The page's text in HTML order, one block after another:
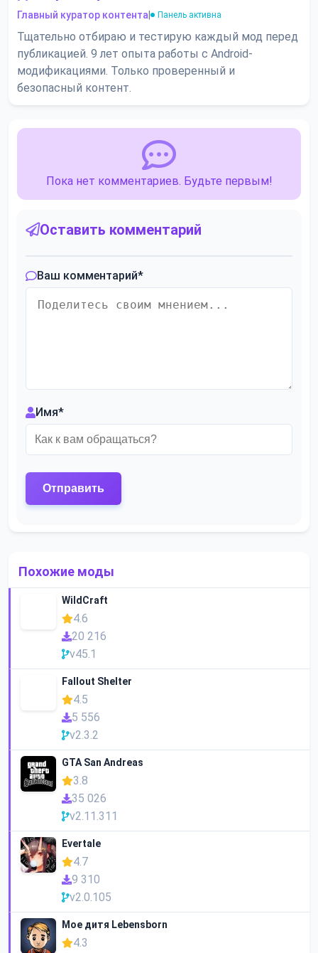
Главный куратор контента Панель активна
Тщательно отбираю и тестирую каждый мод перед
публикацией. 9 лет опыта работы с Android-
модификациями. Только проверенный и
безопасный контент.
Пока нет комментариев. Будьте первым!
Оставить комментарий
Ваш комментарий*
Имя*
Похожие моды
WildCraft
4.6
20 216
v45.1
Fallout Shelter
4.5
5 556
v2.3.2
GTA San Andreas
3.8
35 026
v2.11.311
Evertale
4.7
9 310
v2.0.105
Мое дитя Lebensborn
4.3